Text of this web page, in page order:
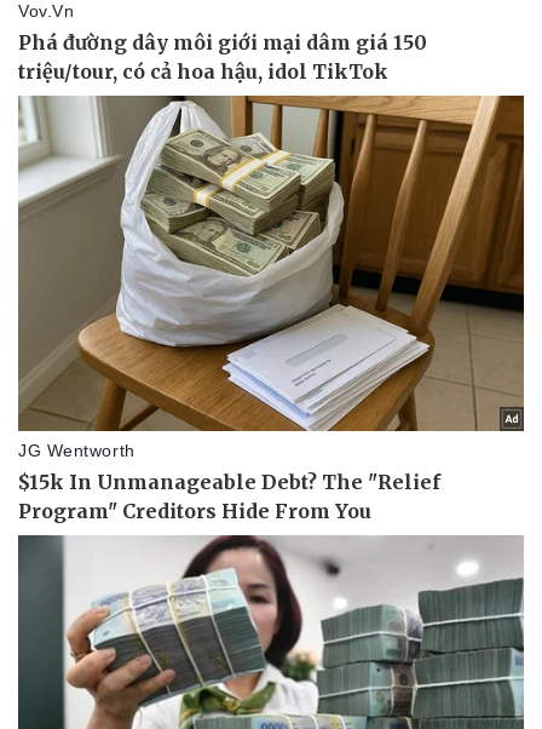
Quân sự - Quốc phòng
Vũ khí
Việt Nam
Phân tích